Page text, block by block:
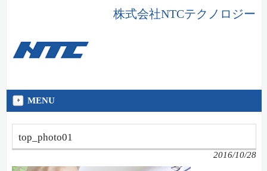
株式会社NTCテクノロジー
MENU
top_photo01
2016/10/28